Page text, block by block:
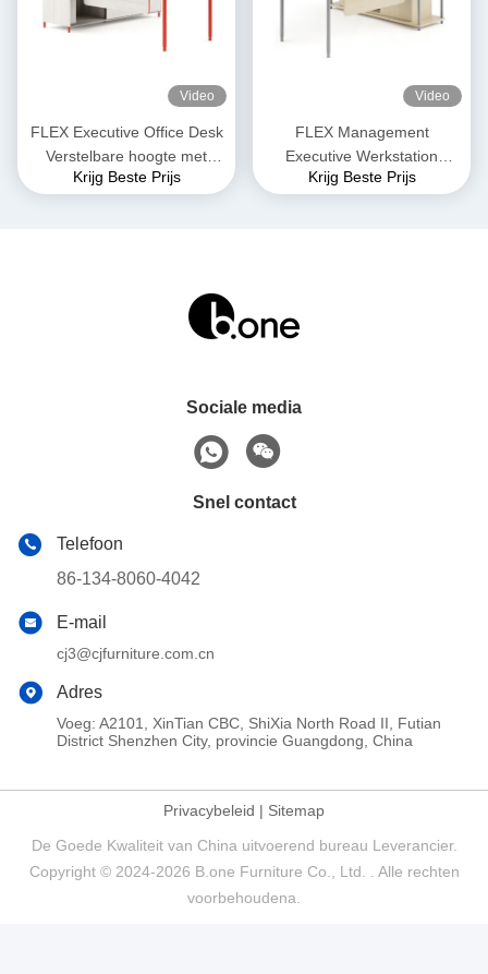
Video
FLEX Executive Office Desk
Verstelbare hoogte met
geïntegreerd kabelbeheer
Krijg Beste Prijs
Video
FLEX Management
Executive Werkstation
Kantoormeubelen Elegante
Krijg Beste Prijs
Sociale media
Snel contact
Telefoon
86-134-8060-4042
E-mail
cj3@cjfurniture.com.cn
Adres
Voeg: A2101, XinTian CBC, ShiXia North Road II, Futian
District Shenzhen City, provincie Guangdong, China
Privacybeleid | Sitemap
De Goede Kwaliteit van China uitvoerend bureau Leverancier.
Copyright © 2024-2026 B.one Furniture Co., Ltd. . Alle rechten
voorbehoudena.